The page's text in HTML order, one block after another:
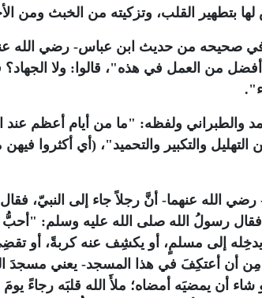
لها بتطهير القلب، وتزكيته من الخبث ومن
صحيحه من حديث ابن عباس- رضي الله
من العمل في هذه"، قالوا: ولا
والطبراني ولفظه: "ما من أيام أعظم عند
التهليل والتكبير والتحميد"، (أي أكثروا
الله عنهما- أنَّ رجلاً جاء إلى النبيّ،
رسولُ الله صلى الله عليه وسلم: "أحبُّ
يدخِله إلى مسلمٍ، أو يكشِف عنه كربةً، أو
أن أعتكِفَ في هذا المسجد- يعني مسجدَ
أن يمضيَه أمضاه؛ ملأَ الله قلبَه رجاءً